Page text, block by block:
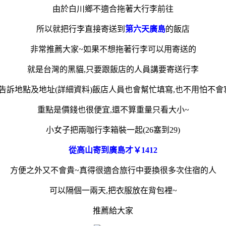
由於白川鄉不適合拖著大行李前往
所以就把行李直接寄送到 第六天廣島的飯店
非常推薦大家~如果不想拖著行李可以用寄送的
就是台灣的黑貓,只要跟飯店的人員講要寄送行李
訴地點及地址(詳細資料)飯店人員也會幫忙填寫,也不用怕不會
重點是價錢也很便宜,還不算重量只看大小~
小女子把兩咖行李箱裝一起(26塞到29)
從高山寄到廣島才￥1412
方便之外又不會貴~真得很適合旅行中要換很多次住宿的人
可以隔個一兩天,把衣服放在背包裡~
推薦給大家